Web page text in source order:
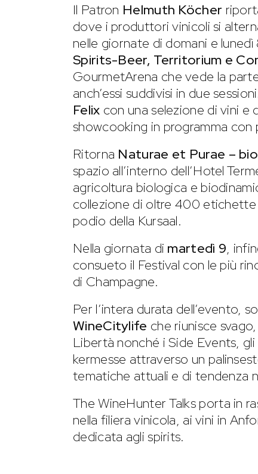
Il Patron Helmuth Köcher
dove i produttori vinicoli si
nelle giornate di domani e
Spirits-Beer, Territorium e
GourmetArena che vede la
anch’essi suddivisi in due
Felix con una selezione di vini e
showcooking in programma
Ritorna Naturae et Purae –
spazio all’interno dell’Hotel
agricoltura biologica e
collezione di oltre 400
podio della Kursaal.
Nella giornata di martedì 9,
consueto il Festival con le più
di Champagne.
Per l’intera durata dell’evento,
WineCitylife che riunisce
Libertà nonché i Side Events,
kermesse attraverso un
tematiche attuali e di tendenza
The WineHunter Talks porta in
nella filiera vinicola, ai vini in
dedicata agli spirits.